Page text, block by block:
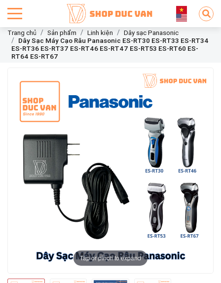
Trang chủ Sản phẩm Linh kiện
Dây sạc Panasonic
Dây Sạc Máy Cạo Râu Panasonic ES-RT30 ES-RT33 ES-RT34
ES-RT36 ES-RT37 ES-RT46 ES-RT47 ES-RT53 ES-RT60 ES-
RT64 ES-RT67
Tap or pinch to expand